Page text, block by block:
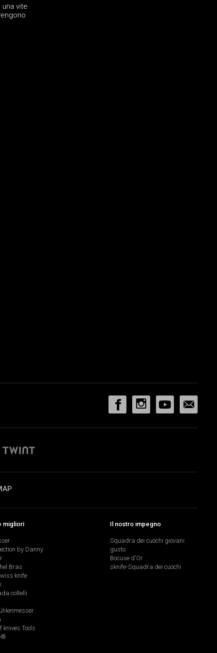
vite
migliori
by Danny
Bras
knife
coltelli
knives Tools
Il nostro impegno
Squadra dei cuochi giovani
gusto
Bocuse d'Or
sknife-Squadra dei cuochi